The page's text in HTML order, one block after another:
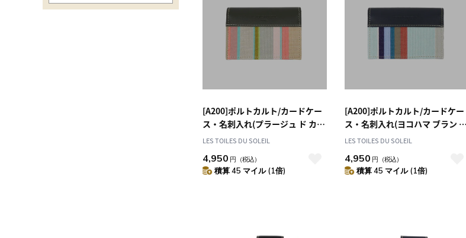
[A200]ポルトカルト/カードケー
ス・名刺入れ(プラージュ ド カバ
ソン エクリュ ベージュ/PLAGE
ドホルダー
LES TOILES DU SOLEIL
4,950 円 （税込）
積算 45 マイル (1倍)
[A200]ポルトカルト/カードケー
ス・名刺入れ(ヨコハマ ブラン タ
ーコイズ/YOKOHAMA Blanc
LES TOILES DU SOLEIL
4,950 円 （税込）
積算 45 マイル (1倍)